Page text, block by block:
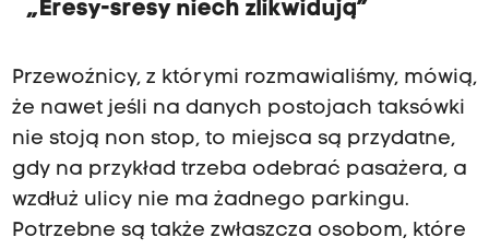
„Eresy-sresy niech zlikwidują”
Przewoźnicy, z którymi rozmawialiśmy, mówią,
że nawet jeśli na danych postojach taksówki
nie stoją non stop, to miejsca są przydatne,
gdy na przykład trzeba odebrać pasażera, a
wzdłuż ulicy nie ma żadnego parkingu.
Potrzebne są także zwłaszcza osobom, które